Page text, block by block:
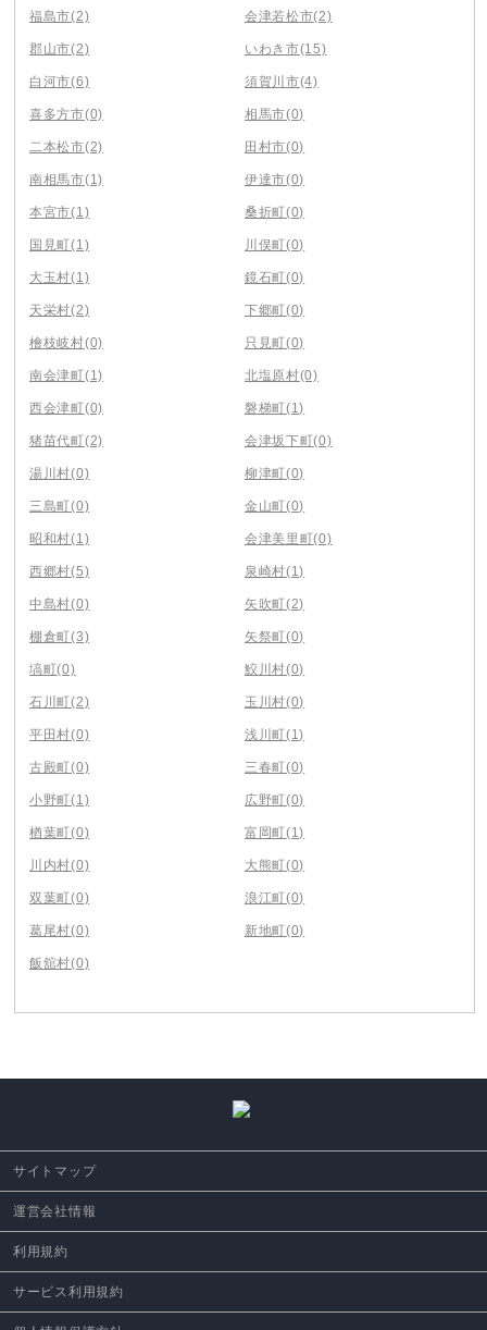
福島市(2) 会津若松市(2)
郡山市(2) いわき市(15)
白河市(6) 須賀川市(4)
喜多方市(0) 相馬市(0)
二本松市(2) 田村市(0)
南相馬市(1) 伊達市(0)
本宮市(1) 桑折町(0)
国見町(1) 川俣町(0)
大玉村(1) 鏡石町(0)
天栄村(2) 下郷町(0)
檜枝岐村(0) 只見町(0)
南会津町(1) 北塩原村(0)
西会津町(0) 磐梯町(1)
猪苗代町(2) 会津坂下町(0)
湯川村(0) 柳津町(0)
三島町(0) 金山町(0)
昭和村(1) 会津美里町(0)
西郷村(5) 泉崎村(1)
中島村(0) 矢吹町(2)
棚倉町(3) 矢祭町(0)
塙町(0) 鮫川村(0)
石川町(2) 玉川村(0)
平田村(0) 浅川町(1)
古殿町(0) 三春町(0)
小野町(1) 広野町(0)
楢葉町(0) 富岡町(1)
川内村(0) 大熊町(0)
双葉町(0) 浪江町(0)
葛尾村(0) 新地町(0)
飯舘村(0)
サイトマップ
運営会社情報
利用規約
サービス利用規約